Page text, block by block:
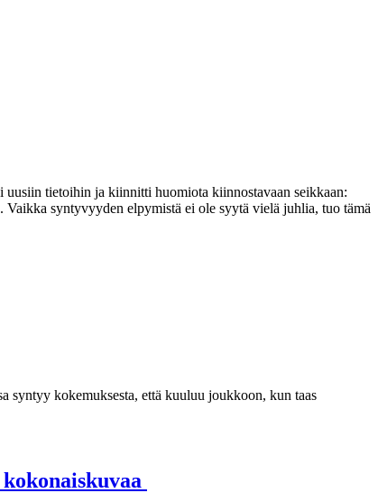
tietoihin ja kiinnitti huomiota kiinnostavaan seikkaan:
syntyvyyden elpymistä ei ole syytä vielä juhlia, tuo tämä
syntyy kokemuksesta, että kuuluu joukkoon, kun taas